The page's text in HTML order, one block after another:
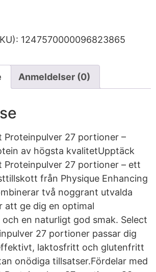
1247570000096823865
Anmeldelser (0)
Proteinpulver 27 portioner –
av högsta kvalitetUpptäck
Proteinpulver 27 portioner – ett
från Physique Enhancing
två noggrant utvalda
att ge dig en optimal
en naturligt god smak. Select
27 portioner passar dig
laktosfritt och glutenfritt
onödiga tillsatser.Fördelar med